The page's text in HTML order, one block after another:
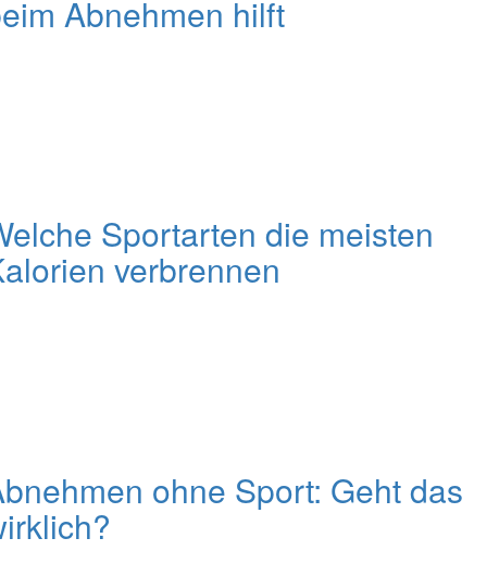
Abnehmen hilft
Sportarten die meisten
verbrennen
ohne Sport: Geht das